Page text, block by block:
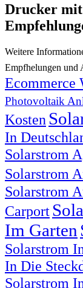
Drucker
Weitere
Empfhelungen und
Ecommerce
Photovoltaik
Kosten
In
Solarstrom
Solarstrom
Solarstrom
Carport
Im Garten
Solarstrom
In Die
Solarstrom